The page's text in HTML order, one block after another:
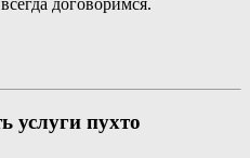
услуги пухто